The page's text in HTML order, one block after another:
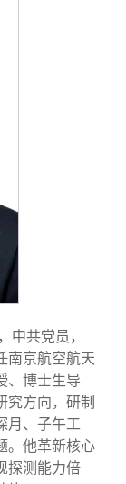
中共党员，
南京航空航天
、博士生导
究方向，研制
月、子午工
。他革新核心
探测能力倍